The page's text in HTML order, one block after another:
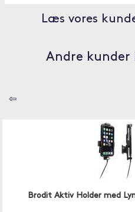
Læs vores
Andre kunder
⇦
Brodit Aktiv Holder med